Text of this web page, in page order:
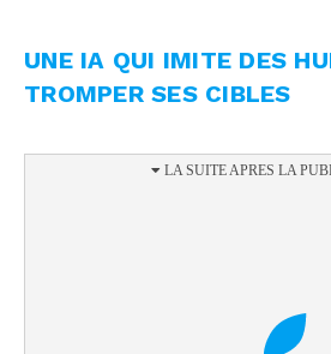
UNE IA QUI IMITE DES
TROMPER SES CIBLES